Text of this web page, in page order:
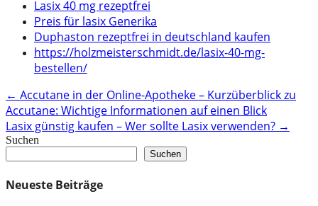
Lasix 40 mg rezeptfrei
Preis für lasix Generika
Duphaston rezeptfrei in deutschland kaufen
https://holzmeisterschmidt.de/lasix-40-mg-
bestellen/
Post
navigation
← Accutane in der Online-Apotheke – Kurzüberblick zu
Accutane: Wichtige Informationen auf einen Blick
Lasix günstig kaufen – Wer sollte Lasix verwenden? →
Suchen
Suchen
Neueste Beiträge